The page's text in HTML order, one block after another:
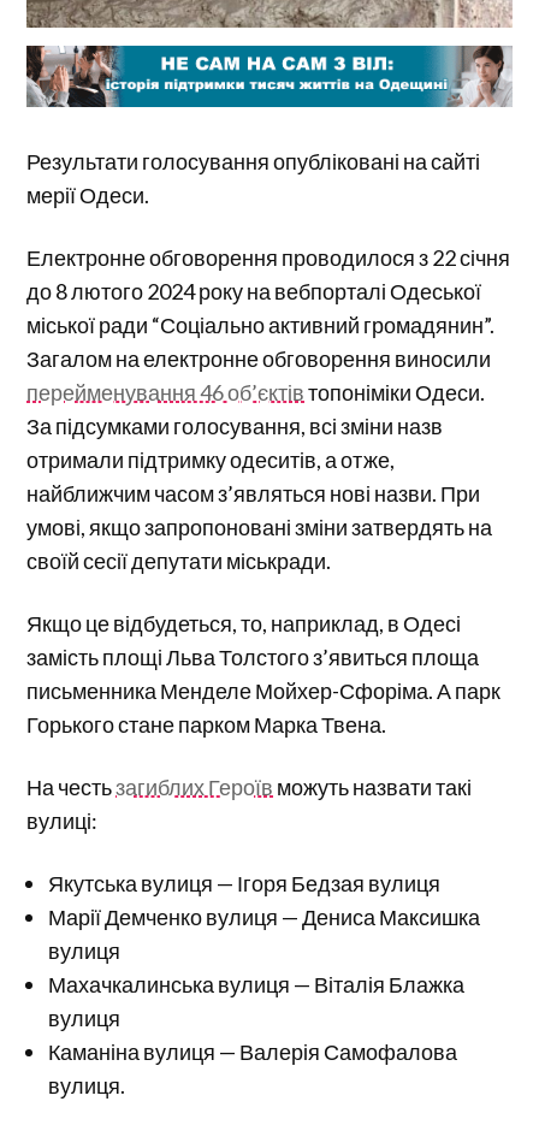
Результати голосування опубліковані на сайті
мерії Одеси.
Електронне обговорення проводилося з 22 січня
до 8 лютого 2024 року на вебпорталі Одеської
міської ради “Соціально активний громадянин”.
Загалом на електронне обговорення виносили
перейменування 46 об’єктівтопоніміки Одеси.
За підсумками голосування, всі зміни назв
отримали підтримку одеситів, а отже,
найближчим часом з’являться нові назви. При
умові, якщо запропоновані зміни затвердять на
своїй сесії депутати міськради.
Якщо це відбудеться, то, наприклад, в Одесі
замість площі Льва Толстого з’явиться площа
письменника Менделе Мойхер-Сфоріма. А парк
Горького стане парком Марка Твена.
На честьзагиблих Героїв можуть назвати такі
вулиці:
Якутська вулиця — Ігоря Бедзая вулиця
Марії Демченко вулиця — Дениса Максишка
вулиця
Махачкалинська вулиця — Віталія Блажка
вулиця
Каманіна вулиця — Валерія Самофалова
вулиця.